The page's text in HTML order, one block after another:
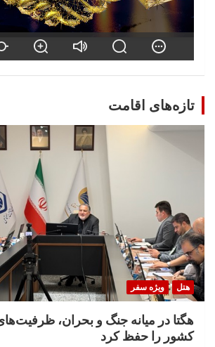
تازه‌های اقامت
هتل ویژه سفر
هگتا در میانه جنگ و بحران،
کشور را حفظ کرد